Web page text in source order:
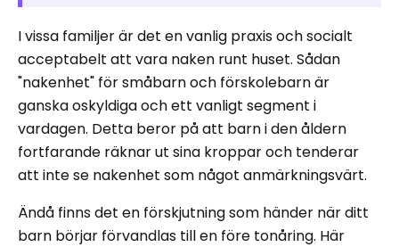
I vissa familjer är det en vanlig praxis och socialt
acceptabelt att vara naken runt huset. Sådan
"nakenhet" för småbarn och förskolebarn är
ganska oskyldiga och ett vanligt segment i
vardagen. Detta beror på att barn i den åldern
fortfarande räknar ut sina kroppar och tenderar
att inte se nakenhet som något anmärkningsvärt.
Ändå finns det en förskjutning som händer när ditt
barn börjar förvandlas till en före tonåring. Här